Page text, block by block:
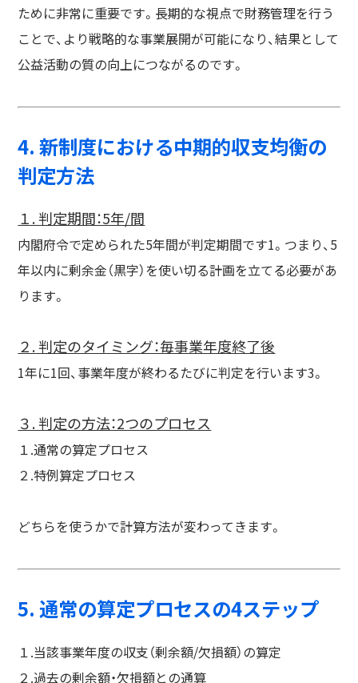
ために非常に重要です。長期的な視点で財務管理を行う
ことで、より戦略的な事業展開が可能になり、結果として
公益活動の質の向上につながるのです。
4. 新制度における中期的収支均衡の
判定方法
１. 判定期間：5年/間
内閣府令で定められた5年間が判定期間です1。つまり、5
年以内に剰余金（黒字）を使い切る計画を立てる必要があ
ります。
２. 判定のタイミング：毎事業年度終了後
1年に1回、事業年度が終わるたびに判定を行います3。
３. 判定の方法：2つのプロセス
１.通常の算定プロセス
２.特例算定プロセス
どちらを使うかで計算方法が変わってきます。
5. 通常の算定プロセスの4ステップ
１.当該事業年度の収支（剰余額/欠損額）の算定
２.過去の剰余額・欠損額との通算